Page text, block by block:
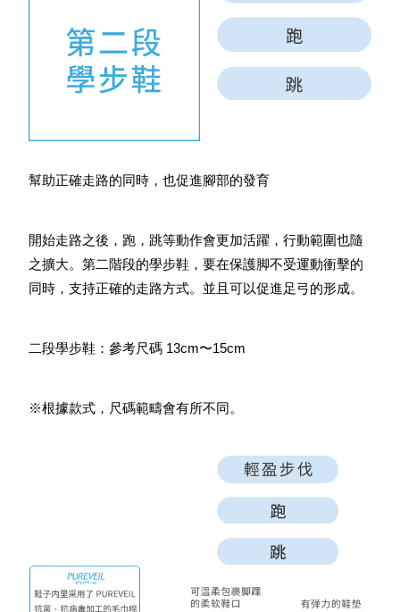
幫助正確走路的同時，也促進腳部的發育
開始走路之後，跑，跳等動作會更加活躍，行動範圍也隨
之擴大。第二階段的學步鞋，要在保護脚不受運動衝擊的
同時，支持正確的走路方式。並且可以促進足弓的形成。
二段學步鞋：參考尺碼 13cm〜15cm
※根據款式，尺碼範疇會有所不同。